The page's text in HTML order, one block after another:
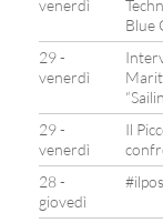
venerdì
Blue
29 -
venerdì
29 -
venerdì
Il
28 -
giovedì